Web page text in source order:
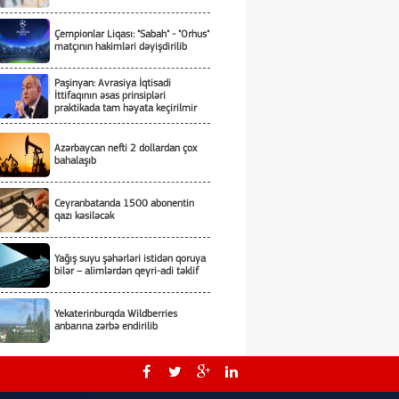
Çempionlar Liqası: "Sabah" - "Orhus"
matçının hakimləri dəyişdirilib
Paşinyan: Avrasiya İqtisadi
İttifaqının əsas prinsipləri
praktikada tam həyata keçirilmir
Azərbaycan nefti 2 dollardan çox
bahalaşıb
Ceyranbatanda 1500 abonentin
qazı kəsiləcək
Yağış suyu şəhərləri istidən qoruya
bilər – alimlərdən qeyri-adi təklif
Yekaterinburqda Wildberries
anbarına zərbə endirilib
Bakının üç rayonunda və
Mingəçevirdə işıq olmayacaq